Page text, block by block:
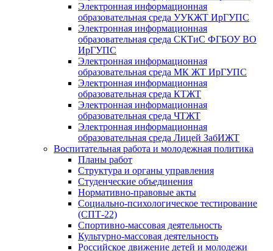
Электронная информационная
образовательная среда УУКЖТ ИрГУПС
Электронная информационная
образовательная среда СКТиС ФГБОУ ВО
ИрГУПС
Электронная информационная
образовательная среда МК ЖТ ИрГУПС
Электронная информационная
образовательная среда КТЖТ
Электронная информационная
образовательная среда ЧТЖТ
Электронная информационная
образовательная среда Лицей ЗабИЖТ
Воспитательная работа и молодежная политика
Планы работ
Структура и органы управления
Студенческие объединения
Нормативно-правовые акты
Социально-психологическое тестирование
(СПТ-22)
Спортивно-массовая деятельность
Культурно-массовая деятельность
Российское движение детей и молодежи